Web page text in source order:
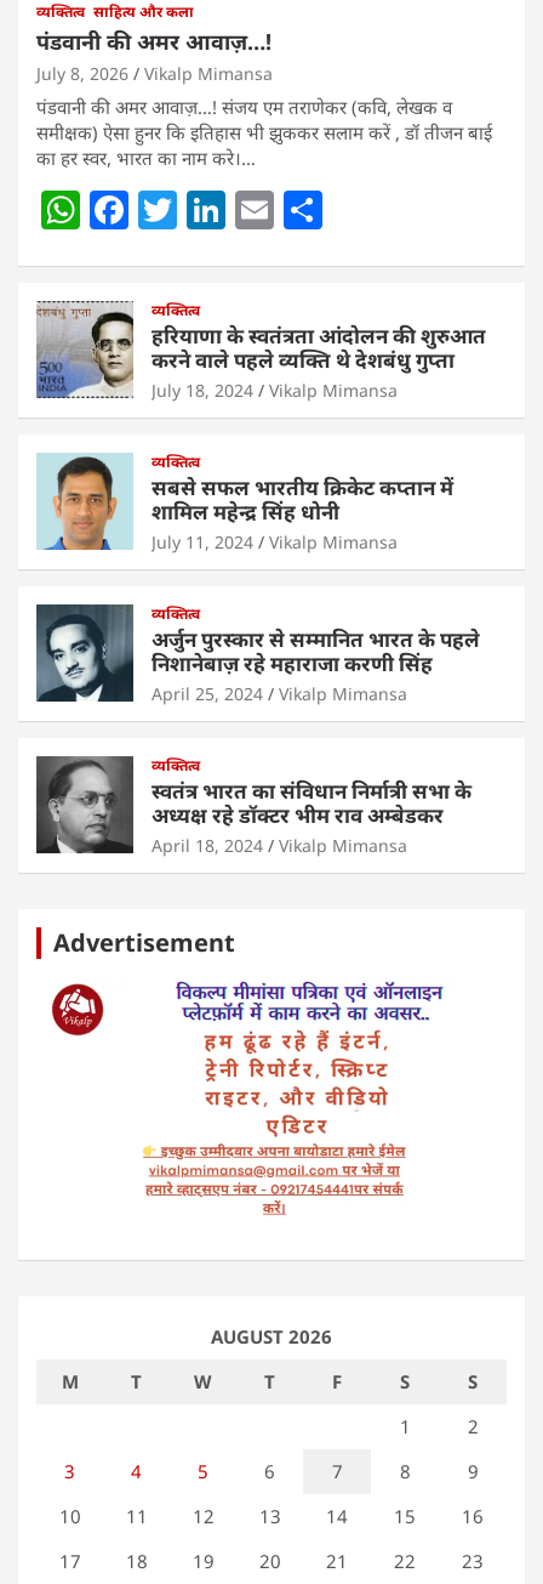
व्यक्तित्व साहित्य और कला
पंडवानी की अमर आवाज़…!
July 8, 2026 Vikalp Mimansa
पंडवानी की अमर आवाज़…! संजय एम तराणेकर (कवि, लेखक व
समीक्षक) ऐसा हुनर कि इतिहास भी झुककर सलाम करें , डॉ तीजन बाई
का हर स्वर, भारत का नाम करे।…
W
at
s
A
p
p
F
c
e
b
o
o
T
er
Li
e
dI
n
E
l e
व्यक्तित्व
हरियाणा के स्वतंत्रता आंदोलन की शुरुआत
करने वाले पहले व्यक्ति थे देशबंधु गुप्ता
July 18, 2024 Vikalp Mimansa
व्यक्तित्व
सबसे सफल भारतीय क्रिकेट कप्तान में
शामिल महेन्द्र सिंह धोनी
July 11, 2024 Vikalp Mimansa
व्यक्तित्व
अर्जुन पुरस्कार से सम्मानित भारत के पहले
निशानेबाज़ रहे महाराजा करणी सिंह
April 25, 2024 Vikalp Mimansa
व्यक्तित्व
स्वतंत्र भारत का संविधान निर्मात्री सभा के
अध्यक्ष रहे डॉक्टर भीम राव अम्बेडकर
April 18, 2024 Vikalp Mimansa
Advertisement
AUGUST 2026
M
T W T F S
S
1
2
3
4 5 6 7 8
9
10
11 12 13 14 15
16
17
18 19 20 21 22 23